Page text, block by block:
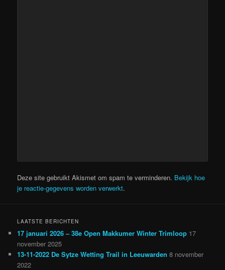
Deze site gebruikt Akismet om spam te verminderen. Bekijk hoe
je reactie-gegevens worden verwerkt.
LAATSTE BERICHTEN
17 januari 2026 – 38e Open Makkumer Winter Trimloop 17
november 2025
13-11-2022 De Sytze Wetting Trail in Leeuwarden 8 november
2022